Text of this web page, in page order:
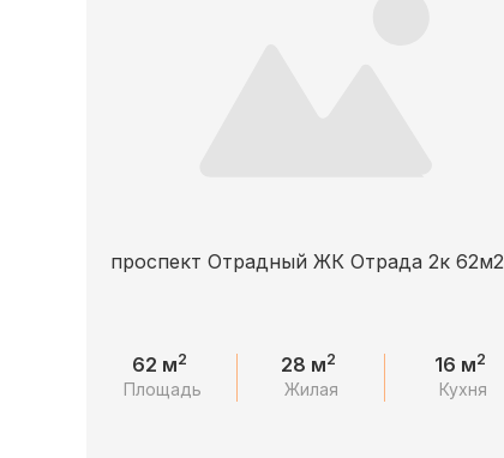
проспект Отрадный ЖК Отрада 2к 62м2
62 м2
Площадь
28 м2
Жилая
16 м2
Кухня